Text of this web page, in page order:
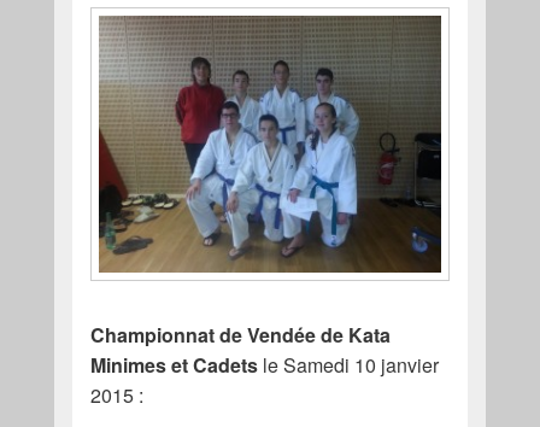
Championnat de Vendée de Kata
Minimes et Cadetsle Samedi 10 janvier
2015 :